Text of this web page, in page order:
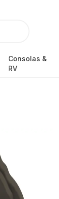
Consolas &
RV